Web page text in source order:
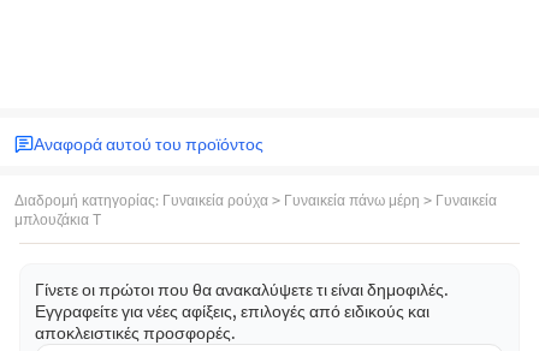
Αναφορά αυτού του προϊόντος
Διαδρομή κατηγορίας: Γυναικεία ρούχα > Γυναικεία πάνω μέρη > Γυναικεία
μπλουζάκια T
Γίνετε οι πρώτοι που θα ανακαλύψετε τι είναι δημοφιλές.
Εγγραφείτε για νέες αφίξεις, επιλογές από ειδικούς και
αποκλειστικές προσφορές.